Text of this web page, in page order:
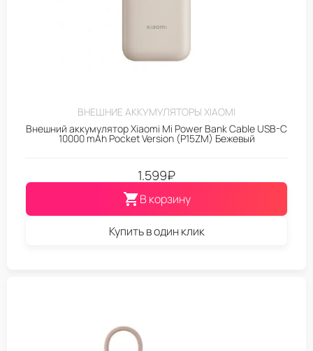
ВНЕШНИЕ АККУМУЛЯТОРЫ XIAOMI
Внешний аккумулятор Xiaomi Mi Power Bank Cable USB-C
10000 mAh Pocket Version (P15ZM) Бежевый
1.599₽
В корзину
Купить в один клик